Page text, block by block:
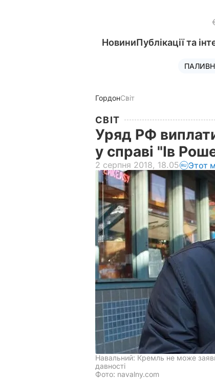
НовиниПублікації та
ГордонСвіт
СВІТ
Уряд РФ
у справі "Ів
2 серпня 2018, 18.05 Этот
Навальний: Кремль не може
давності
Фото: navalny.com